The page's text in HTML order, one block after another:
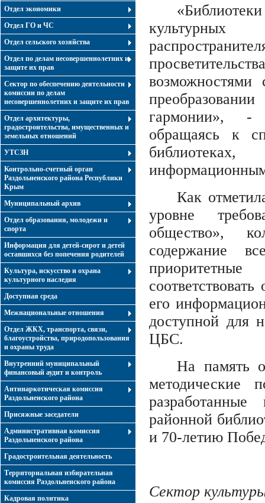
Отдел экономики
Отдел ГО и ЧС
Отдел сельского хозяйства
Отдел по делам несовершеннолетних и
защите их прав
Сектор по обеспечению деятельности
комиссии по делам
несовершеннолетних и защите их прав
Отдел архитектуры,
градостроительства, имущественных и
земельных отношений
УТСЗН
Контрольно-счетный орган
Раздольненского района Республики
Крым
Муниципальный архив
Отдел образования, молодежи и
спорта
Информация для детей-сирот и детей
оставшихся без попечения родителей
Культура, искусство и охрана
культурного наследия
Доступная среда
Межнациональные отношения
Отдел ЖКХ, транспорта, связи,
благоустройства, природопользования
и охраны труда
Внутренний муниципальный
финансовый аудит и контроль
Антинаркотическая комиссия
Раздольненского района
Присяжные заседатели
Административная комиссия
Раздольненского района
Градостроительная деятельность
Территориальная избирательная
комиссия Раздольненского района
Кадровая политика
возможностями
гармонии», -
обращаясь к
Как
уровне
общество»,
содержание
его
доступной для
ЦБС.
На память о
методические
разработанные
районной
и 70-летию
Сектор